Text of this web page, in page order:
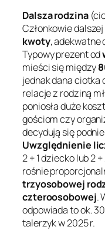
Dalsza rodzina
Członkowie
kwoty, adekwatne
Typowy prezent od
mieści się między
jednak dana ciotka
relacje z rodziną
poniosła duże
gościom czy
decydują się
Uwzględnienie
2 + 1 dziecko lub 2
rośnie
trzyosobowej
czteroosobowej.
odpowiada to ok.
talerzykw 2025 r.